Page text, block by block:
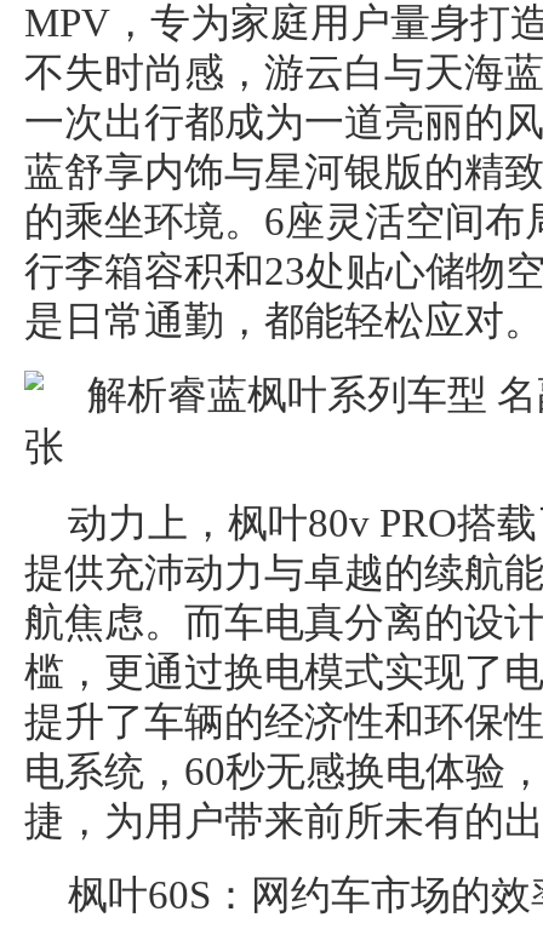
MPV，专为家庭用户量身打
不失时尚感，游云白与天海
一次出行都成为一道亮丽的
蓝舒享内饰与星河银版的精
的乘坐环境。6座灵活空间布
行李箱容积和23处贴心储物
是日常通勤，都能轻松应对。
动力上，枫叶80v PRO搭
提供充沛动力与卓越的续航
航焦虑。而车电真分离的设
槛，更通过换电模式实现了
提升了车辆的经济性和环保
电系统，60秒无感换电体验
捷，为用户带来前所未有的
枫叶60S：网约车市场的